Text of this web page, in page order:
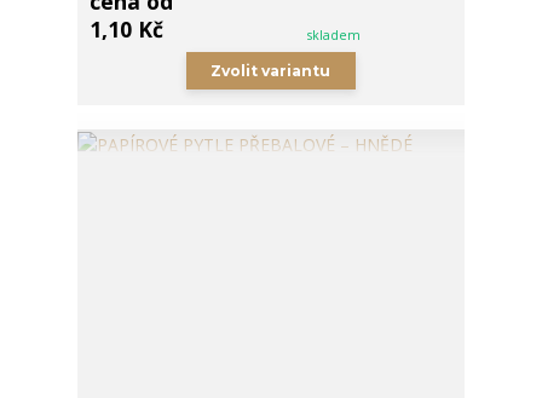
1,10 Kč
skladem
Zvolit variantu